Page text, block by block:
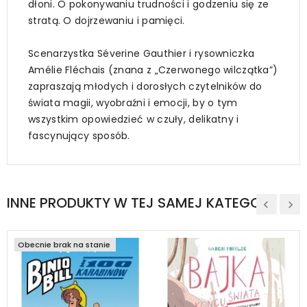
dłoni. O pokonywaniu trudności i godzeniu się ze
stratą. O dojrzewaniu i pamięci.
Scenarzystka Séverine Gauthier i rysowniczka
Amélie Fléchais (znana z „Czerwonego wilczątka”)
zapraszają młodych i dorosłych czytelników do
świata magii, wyobraźni i emocji, by o tym
wszystkim opowiedzieć w czuły, delikatny i
fascynujący sposób.
INNE PRODUKTY W TEJ SAMEJ KATEGORII
Obecnie brak na stanie